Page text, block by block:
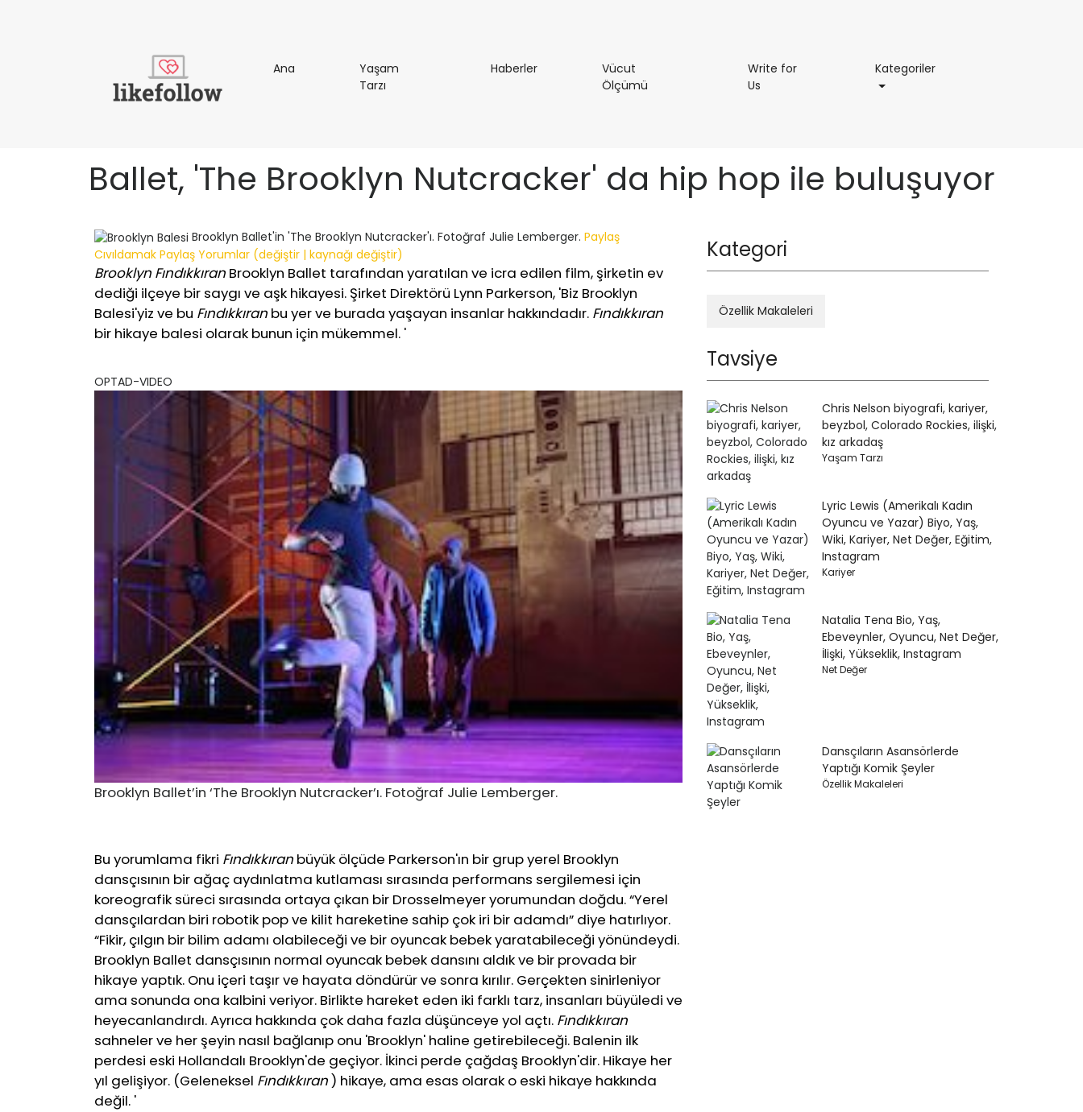
Ana
Yaşam
Tarzı
HaberlerHaberler
Vücut
Ölçümü
Write for
UsWrite
KategorilerKategoriler
Ballet, 'The Brooklyn Nutcracker' da hip hop ile buluşuyor
Brooklyn Ballet'in 'The Brooklyn Nutcracker'ı. Fotoğraf Julie Lemberger. Paylaş
Cıvıldamak Paylaş Yorumlar (değiştir | kaynağı değiştir)
Brooklyn Fındıkkıran Brooklyn Ballet tarafından yaratılan ve icra edilen film, şirketin ev
dediği ilçeye bir saygı ve aşk hikayesi. Şirket Direktörü Lynn Parkerson, 'Biz Brooklyn
Balesi'yiz ve bu Fındıkkıran bu yer ve burada yaşayan insanlar hakkındadır. Fındıkkıran
bir hikaye balesi olarak bunun için mükemmel. '
OPTAD-VIDEO
Brooklyn Ballet’in ‘The Brooklyn Nutcracker’ı. Fotoğraf Julie Lemberger.
Bu yorumlama fikri Fındıkkıran büyük ölçüde Parkerson'ın bir grup yerel Brooklyn
dansçısının bir ağaç aydınlatma kutlaması sırasında performans sergilemesi için
koreografik süreci sırasında ortaya çıkan bir Drosselmeyer yorumundan doğdu. “Yerel
dansçılardan biri robotik pop ve kilit hareketine sahip çok iri bir adamdı” diye hatırlıyor.
“Fikir, çılgın bir bilim adamı olabileceği ve bir oyuncak bebek yaratabileceği yönündeydi.
Brooklyn Ballet dansçısının normal oyuncak bebek dansını aldık ve bir provada bir
hikaye yaptık. Onu içeri taşır ve hayata döndürür ve sonra kırılır. Gerçekten sinirleniyor
ama sonunda ona kalbini veriyor. Birlikte hareket eden iki farklı tarz, insanları büyüledi ve
heyecanlandırdı. Ayrıca hakkında çok daha fazla düşünceye yol açtı. Fındıkkıran
sahneler ve her şeyin nasıl bağlanıp onu 'Brooklyn' haline getirebileceği. Balenin ilk
perdesi eski Hollandalı Brooklyn'de geçiyor. İkinci perde çağdaş Brooklyn'dir. Hikaye her
yıl gelişiyor. (Geleneksel Fındıkkıran) hikaye, ama esas olarak o eski hikaye hakkında
değil. '
Kategori
Özellik Makaleleri
Tavsiye
Chris Nelson biyografi, kariyer,
beyzbol, Colorado Rockies, ilişki,
kız arkadaş
Yaşam Tarzı
Lyric Lewis (Amerikalı Kadın
Oyuncu ve Yazar) Biyo, Yaş,
Wiki, Kariyer, Net Değer, Eğitim,
Instagram
Kariyer
Natalia Tena Bio, Yaş,
Ebeveynler, Oyuncu, Net Değer,
İlişki, Yükseklik, Instagram
Net Değer
Dansçıların Asansörlerde
Yaptığı Komik Şeyler
Özellik Makaleleri